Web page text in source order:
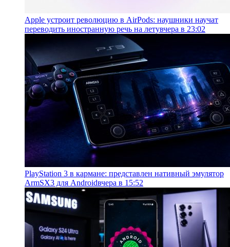
Apple устроит революцию в AirPods: наушники научат
переводить иностранную речь на летувчера в 23:02
PlayStation 3 в кармане: представлен нативный эмулятор
ArmSX3 для Androidвчера в 15:52